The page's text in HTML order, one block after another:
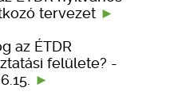
tervezet
az ÉTDR
felülete? -